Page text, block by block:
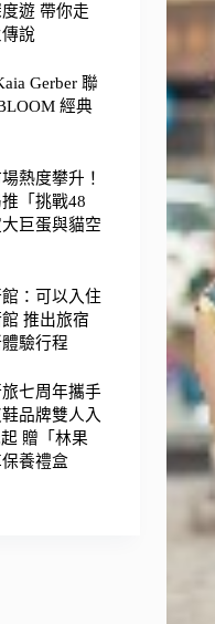
遊 帶你走
說
Gerber 聯
經典
熱度攀升！
「挑戰48
巨蛋與貓空
：可以入住
推出旅宿
驗行程
七周年攜手
品牌雙人入
贈「林果
養禮盒